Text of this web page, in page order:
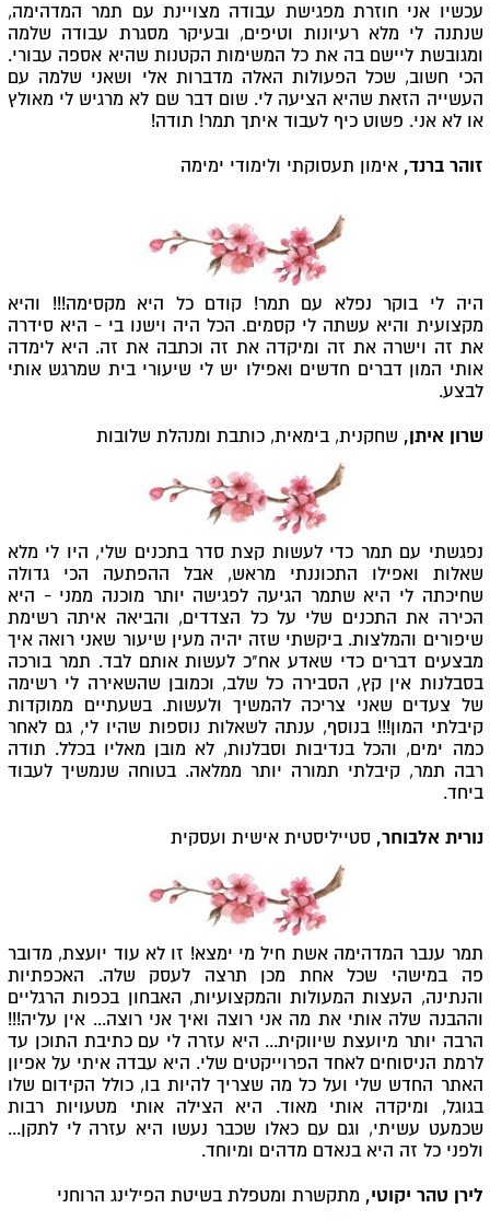
עכשיו אני חוזרת מפגישת עבודה מצויינת עם תמר המדהימה,
שנתנה לי מלא רעיונות וטיפים, ובעיקר מסגרת עבודה שלמה
ומגובשת ליישם בה את כל המשימות הקטנות שהיא אספה עבורי.
הכי חשוב, שכל הפעולות האלה מדברות אלי ושאני שלמה עם
העשייה הזאת שהיא הציעה לי. שום דבר שם לא מרגיש לי מאולץ
או לא אני. פשוט כיף לעבוד איתך תמר! תודה!
זוהר ברנד,אימון תעסוקתי ולימודי ימימה
היה לי בוקר נפלא עם תמר! קודם כל היא מקסימה!!! והיא
מקצועית והיא עשתה לי קסמים. הכל היה וישנו בי - היא סידרה
את זה וישרה את זה ומיקדה את זה וכתבה את זה. היא לימדה
אותי המון דברים חדשים ואפילו יש לי שיעורי בית שמרגש אותי
לבצע.
שרון איתן, שחקנית, בימאית, כותבת ומנהלת שלובות
נפגשתי עם תמר כדי לעשות קצת סדר בתכנים שלי, היו לי מלא
שאלות ואפילו התכוננתי מראש, אבל ההפתעה הכי גדולה
שחיכתה לי היא שתמר הגיעה לפגישה יותר מוכנה ממני - היא
הכירה את התכנים שלי על כל הצדדים, והביאה איתה רשימת
שיפורים והמלצות. ביקשתי שזה יהיה מעין שיעור שאני רואה איך
מבצעים דברים כדי שאדע אח"כ לעשות אותם לבד. תמר בורכה
בסבלנות אין קץ, הסבירה כל שלב, וכמובן שהשאירה לי רשימה
של צעדים שאני צריכה להמשיך ולעשות. בשעתיים ממוקדות
קיבלתי המון!!! בנוסף, ענתה לשאלות נוספות שהיו לי, גם לאחר
כמה ימים, והכל בנדיבות וסבלנות, לא מובן מאליו בכלל. תודה
רבה תמר, קיבלתי תמורה יותר ממלאה. בטוחה שנמשיך לעבוד
ביחד.
נורית אלבוחר, סטייליסטית אישית ועסקית
תמר ענבר המדהימה אשת חיל מי ימצא! זו לא עוד יועצת, מדובר
פה במישהי שכל אחת מכן תרצה לעסק שלה. האכפתיות
והנתינה, העצות המעולות והמקצועיות, האבחון בכפות הרגליים
וההבנה שלה אותי את מה אני רוצה ואיך אני רוצה... אין עליה!!!
הרבה יותר מיועצת שיווקית... היא עזרה לי עם כתיבת התוכן עד
לרמת הניסוחים לאחד הפרוייקטים שלי. היא עבדה איתי על אפיון
האתר החדש שלי ועל כל מה שצריך להיות בו, כולל הקידום שלו
בגוגל, ומיקדה אותי מאוד. היא הצילה אותי מטעויות רבות
שכמעט עשיתי, וגם עם כאלו שכבר נעשו היא עזרה לי לתקן...
ולפני כל זה היא בנאדם מדהים ומיוחד.
לירן טהר יקוטי, מתקשרת ומטפלת בשיטת הפילינג הרוחני